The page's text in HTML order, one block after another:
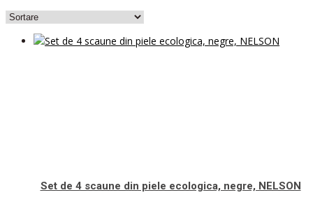
Set de 4 scaune din piele ecologica, negre, NELSON